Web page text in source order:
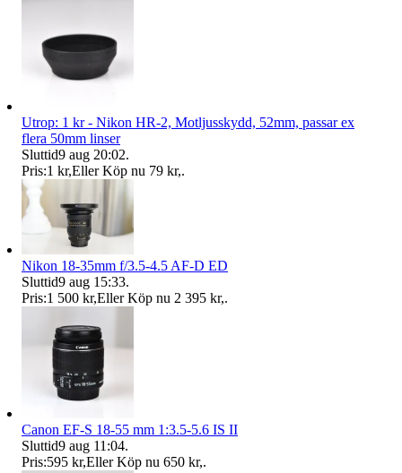
Utrop: 1 kr - Nikon HR-2, Motljusskydd, 52mm, passar ex
flera 50mm linser
Sluttid9 aug 20:02.
Pris:1 kr,Eller Köp nu 79 kr,.
Nikon 18-35mm f/3.5-4.5 AF-D ED
Sluttid9 aug 15:33.
Pris:1 500 kr,Eller Köp nu 2 395 kr,.
Canon EF-S 18-55 mm 1:3.5-5.6 IS II
Sluttid9 aug 11:04.
Pris:595 kr,Eller Köp nu 650 kr,.